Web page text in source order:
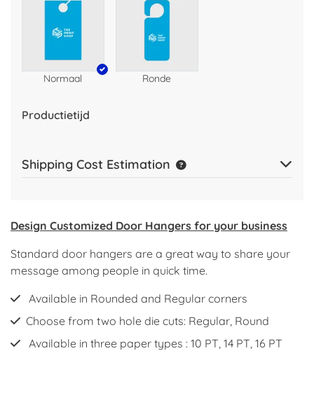
Normaal Ronde
Productietijd
Shipping Cost Estimation
Design Customized Door Hangers for your business
Standard door hangers are a great way to share your
message among people in quick time.
Available in Rounded and Regular corners
Choose from two hole die cuts: Regular, Round
Available in three paper types : 10 PT, 14 PT, 16 PT